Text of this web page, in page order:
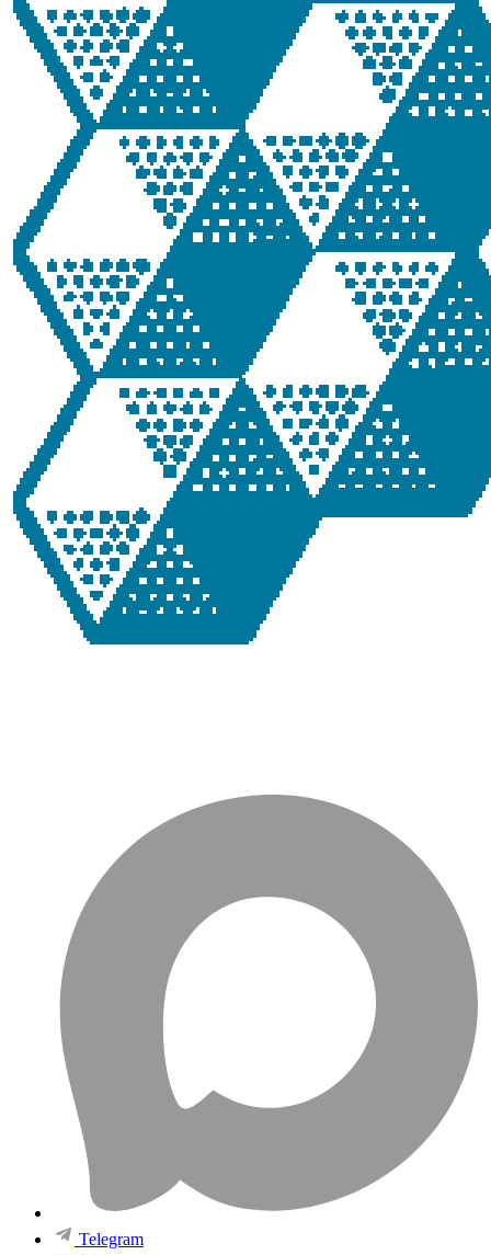
Telegram